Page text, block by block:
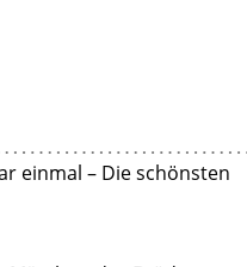
einmal – Die schönsten